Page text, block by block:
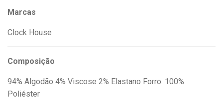
Marcas
Clock House
Composição
94% Algodão 4% Viscose 2% Elastano Forro: 100%
Poliéster